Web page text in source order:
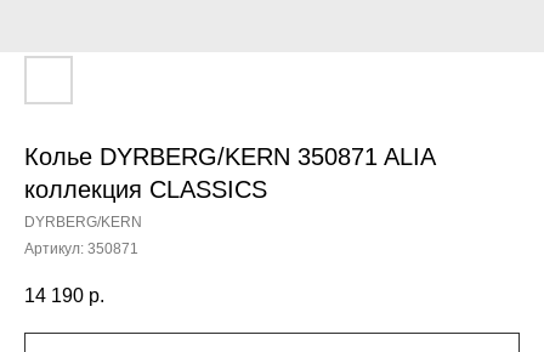
Колье DYRBERG/KERN 350871 ALIA
коллекция CLASSICS
DYRBERG/KERN
Артикул: 350871
14 190 р.